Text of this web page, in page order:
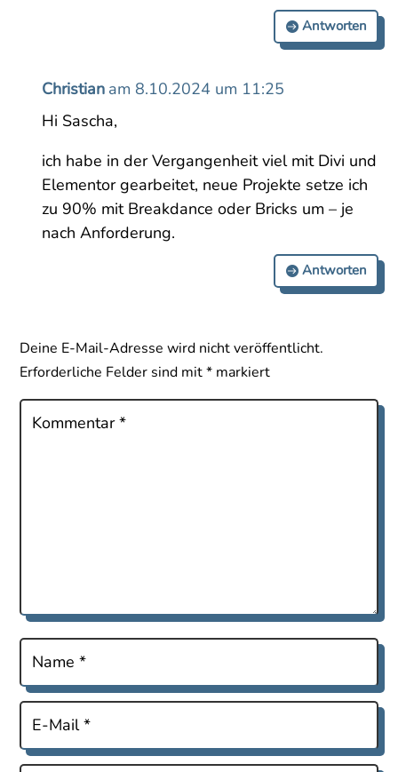
Antworten
Christian am 8.10.2024 um 11:25
Hi Sascha,
ich habe in der Vergangenheit viel mit Divi und
Elementor gearbeitet, neue Projekte setze ich
zu 90% mit Breakdance oder Bricks um – je
nach Anforderung.
Antworten
Deine E-Mail-Adresse wird nicht veröffentlicht.
Erforderliche Felder sind mit* markiert